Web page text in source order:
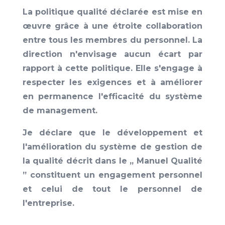
La politique qualité déclarée est mise en
œuvre grâce à une étroite collaboration
entre tous les membres du personnel. La
direction n'envisage aucun écart par
rapport à cette politique. Elle s'engage à
respecter les exigences et à améliorer
en permanence l'efficacité du système
de management.
Je déclare que le développement et
l'amélioration du système de gestion de
la qualité décrit dans le „ Manuel Qualité
” constituent un engagement personnel
et celui de tout le personnel de
l'entreprise.